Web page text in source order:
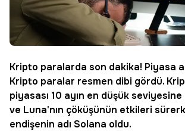
Kripto paralarda son dakika! Piyasa
Kripto paralar resmen dibi gördü.
piyasası 10 ayın en düşük
ve Luna'nın çöküşünün etkileri
endişenin adı Solana oldu.